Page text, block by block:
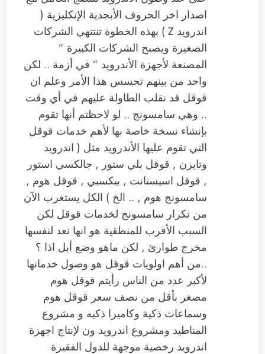
اصدار اخر الحروف الأبجدية الإنكليزية (
اندرويد Z ) بهذه الخطوة تنتتهي الشركات
الصغيرة ويصبح الشركات الكبيرة ”
المصنعة لأجهزة الأندرويد ” في أزمة .. لكن
واحد من بينهم تحسس هذا الأمر وعلم ان
قوقل قد تقلب الطاولة عليهم في أي وقت
.. وهي سامسونج .. لو لاحظتم أنها تقوم
بإنشاء نسخة خاصة بها لأهم خدمات قوقل
التي تقوم عليها الأندرويد مثل ( اندرويد
وتايزن , قوقل بلي ستور , جالكسي استور
, قوقل اسيستانت , بيكسبي , قوقل هوم ,
سامسونج هوم , .. الخ ) الكل يستغرب الآن
من تكرار سامسونج لخدمات قوقل لكن
السبب الأقرب للمنطقية هو انها تعد لنفسها
مخرج طوارئ , لكن ماهو وضع أبل اذا ؟
..من أهم اولويات قوقل هو وصول خدماتها
لأكبر عدد من الناس رأيتم قوقل هوم
مصغر بأقل من نصف سعر قوقل هوم
وسماعات ذكية وكاميرا ذكيه و مشروع
المناطيد ومشروع اندرويد ون لإنتاج اجهزة
اندرويد رخصية موجهة للدول الفقيرة